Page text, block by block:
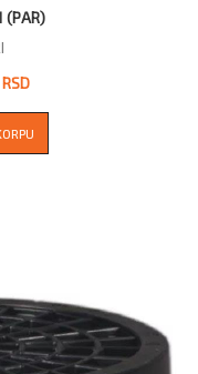
(PAR)